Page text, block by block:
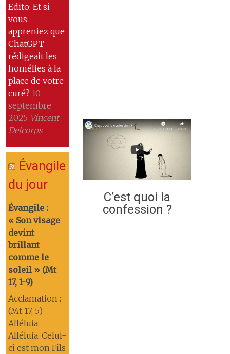
Edito: Et si
vous
appreniez que
ChatGPT
rédigeait les
homélies à la
place de votre
curé? 10
septembre
2025 Vincent
Delcorps
Évangile
du jour
Évangile :
« Son visage
devint
brillant
comme le
soleil » (Mt
17, 1-9)
Acclamation :
(Mt 17, 5)
Alléluia.
Alléluia. Celui-
ci est mon Fils
C’est quoi la
confession ?